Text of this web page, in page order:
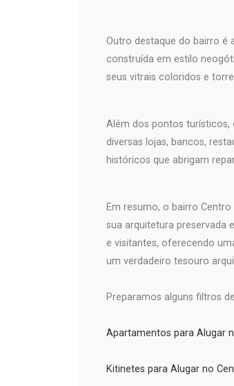
Outro destaque do bairro é
construída em estilo
seus vitrais coloridos e
Além dos pontos turísticos,
diversas lojas, bancos,
históricos que abrigam
Em resumo, o bairro
sua arquitetura preservada
e visitantes, oferecendo
um verdadeiro tesouro
Preparamos alguns filtros
Apartamentos para Alugar
Kitinetes para Alugar no